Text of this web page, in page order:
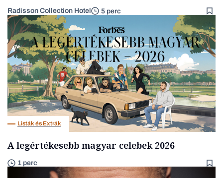
Radisson Collection Hotel 5 perc
Listák és Extrák
A legértékesebb magyar celebek 2026
1 perc